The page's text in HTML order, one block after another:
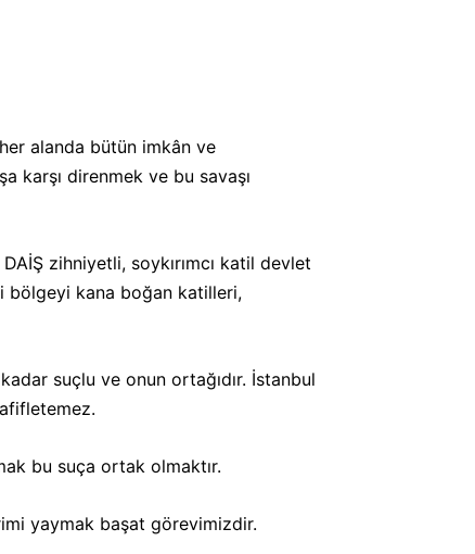
alanda bütün imkân ve
karşı direnmek ve bu savaşı
zihniyetli, soykırımcı katil devlet
bölgeyi kana boğan katilleri,
suçlu ve onun ortağıdır. İstanbul
bu suça ortak olmaktır.
yaymak başat görevimizdir.